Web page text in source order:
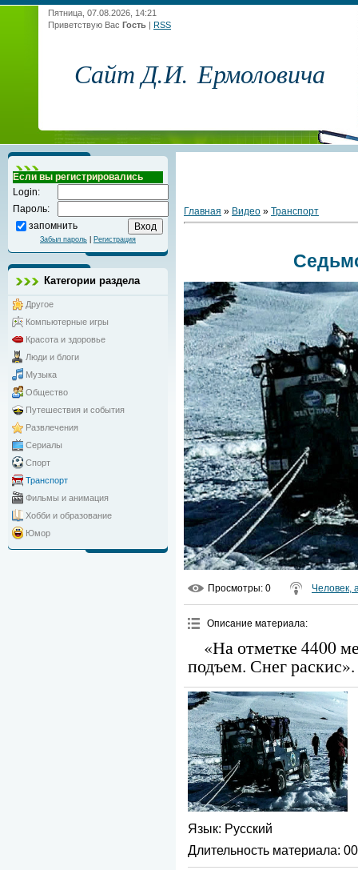
Пятница, 07.08.2026, 14:21
Приветствую Вас Гость | RSS
Сайт Д.И. Ермоловича
Если вы регистрировались
Login:
Пароль:
запомнить
Забыл пароль Регистрация
Категории раздела
Другое
Компьютерные игры
Красота и здоровье
Люди и блоги
Музыка
Общество
Путешествия и события
Развлечения
Сериалы
Спорт
Транспорт
Фильмы и анимация
Хобби и образование
Юмор
Главная » Видео » Транспорт
Просмотры: 0 Человек,
Описание материала:
«На отметке 4400
подъем. Снег раскис».
Язык: Русский
Длительность материала: